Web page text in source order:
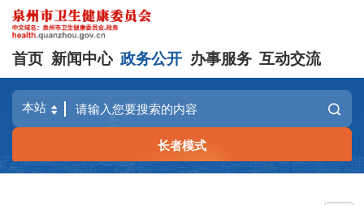
首页 新闻中心 政务公开 办事服务 互动交流
长者模式